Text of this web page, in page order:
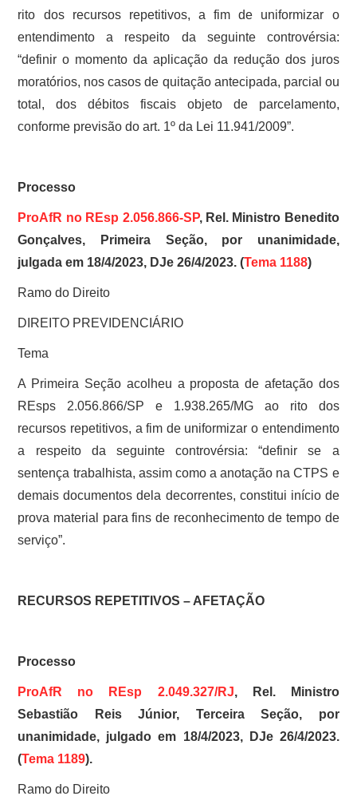
rito dos recursos repetitivos, a fim de uniformizar o
entendimento a respeito da seguinte controvérsia:
“definir o momento da aplicação da redução dos juros
moratórios, nos casos de quitação antecipada, parcial ou
total, dos débitos fiscais objeto de parcelamento,
conforme previsão do art. 1º da Lei 11.941/2009”.
Processo
ProAfR no REsp 2.056.866-SP, Rel. Ministro Benedito
Gonçalves, Primeira Seção, por unanimidade,
julgada em 18/4/2023, DJe 26/4/2023. (Tema 1188)
Ramo do Direito
DIREITO PREVIDENCIÁRIO
Tema
A Primeira Seção acolheu a proposta de afetação dos
REsps 2.056.866/SP e 1.938.265/MG ao rito dos
recursos repetitivos, a fim de uniformizar o entendimento
a respeito da seguinte controvérsia: “definir se a
sentença trabalhista, assim como a anotação na CTPS e
demais documentos dela decorrentes, constitui início de
prova material para fins de reconhecimento de tempo de
serviço”.
RECURSOS REPETITIVOS – AFETAÇÃO
Processo
ProAfR no REsp 2.049.327/RJ, Rel. Ministro
Sebastião Reis Júnior, Terceira Seção, por
unanimidade, julgado em 18/4/2023, DJe 26/4/2023.
(Tema 1189).
Ramo do Direito